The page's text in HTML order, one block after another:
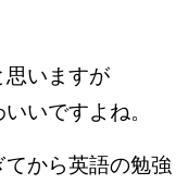
思いますが
いですよね。
から英語の勉強